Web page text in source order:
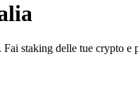
staking delle tue crypto